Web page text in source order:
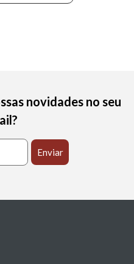
novidades no seu